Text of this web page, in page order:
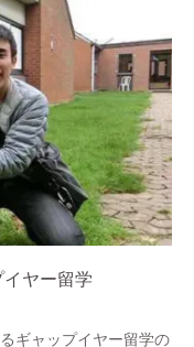
ヤー留学
ギャップイヤー留学の